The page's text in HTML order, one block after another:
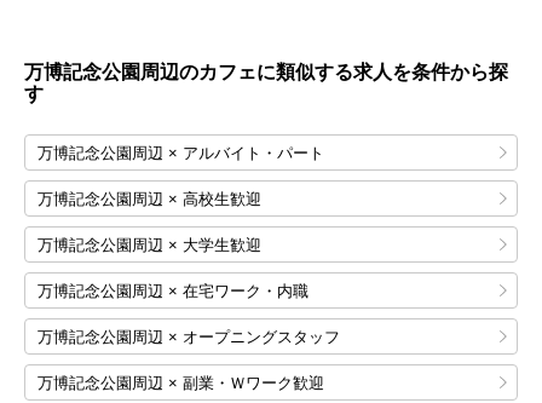
万博記念公園周辺のカフェに類似する求人を条件から探
す
万博記念公園周辺 × アルバイト・パート
万博記念公園周辺 × 高校生歓迎
万博記念公園周辺 × 大学生歓迎
万博記念公園周辺 × 在宅ワーク・内職
万博記念公園周辺 × オープニングスタッフ
万博記念公園周辺 × 副業・Ｗワーク歓迎